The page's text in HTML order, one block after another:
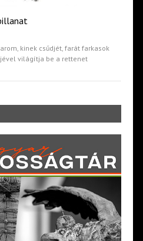
kinek csűdjét, farát farkasok
világítja be a rettenet